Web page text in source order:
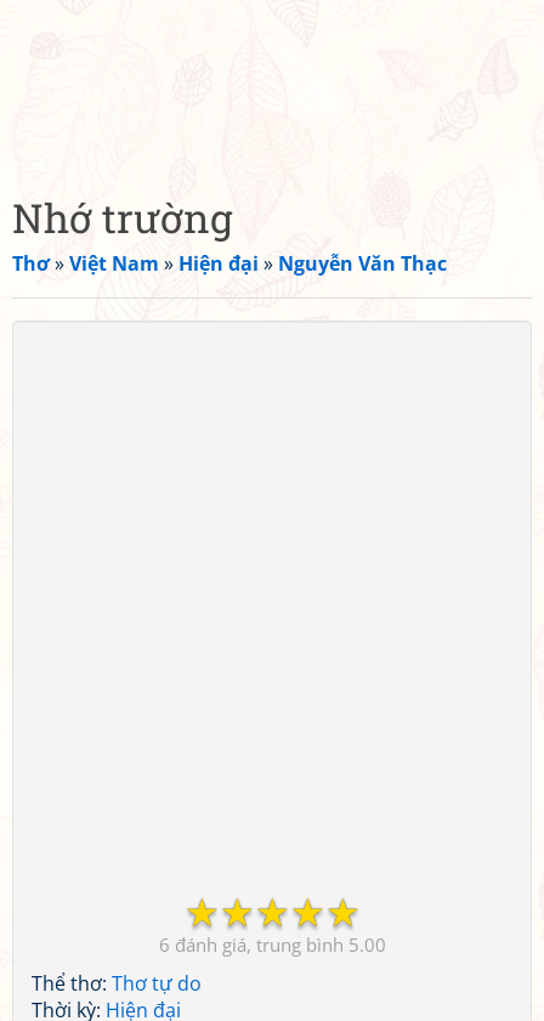
Nhớ trường
Thơ»Việt Nam » Hiện đại » Nguyễn Văn Thạc
☆
☆
☆
☆
☆
6 5.00
Thể thơ: Thơ tự do
Thời kỳ: Hiện đại